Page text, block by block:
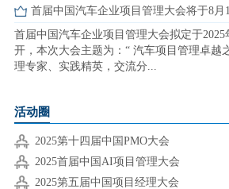
首届中国汽车企业项目管理大会将于8月
首届中国汽车企业项目管理大会拟定于2025
开，本次大会主题为：“ 汽车项目管理卓越
理专家、实践精英，交流分...
活动圈
2025第十四届中国PMO大会
2025首届中国AI项目管理大会
2025第五届中国项目经理大会